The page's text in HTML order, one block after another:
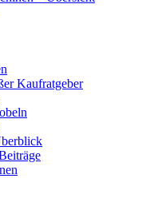
Kaufratgeber